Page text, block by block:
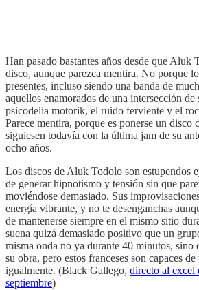
Han pasado bastantes años desde que Aluk
disco, aunque parezca mentira. No porque
presentes, incluso siendo una banda de
aquellos enamorados de una intersección de
psicodelia motorik, el ruido ferviente y el
Parece mentira, porque es ponerse un
siguiesen todavía con la última jam de su
ocho años.
Los discos de Aluk Todolo son estupendos
de generar hipnotismo y tensión sin que
moviéndose demasiado. Sus
energía vibrante, y no te desenganchas
de mantenerse siempre en el mismo sitio
suena quizá demasiado positivo que un
misma onda no ya durante 40 minutos, sino
su obra, pero estos franceses son capaces
igualmente. (Black Gallego, directo al excel
septiembre)